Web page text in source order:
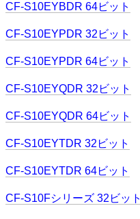
CF-S10EYBDR 64ビット
CF-S10EYPDR 32ビット
CF-S10EYPDR 64ビット
CF-S10EYQDR 32ビット
CF-S10EYQDR 64ビット
CF-S10EYTDR 32ビット
CF-S10EYTDR 64ビット
CF-S10Fシリーズ 32ビット